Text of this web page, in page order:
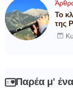
Το
της
Παρέα μ'